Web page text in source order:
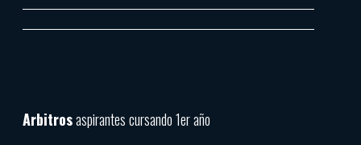
Arbitrosaspirantes cursando 1er año